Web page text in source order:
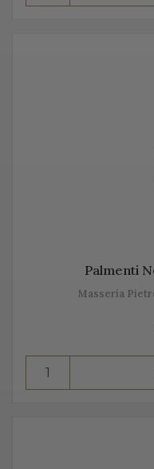
struguri, însă Glera
Unii producători, mai
soiuri de struguri,
Trevigiana, Perera,
Bianco, Pinot Grigio
Numele de Prosecco
50% din producția de
acolo unde sunt peste
au asociat într-un
spumant italian,
Consumă Prosecco,
Prosecco este un vin
un vin care nu
Palmenti
Masseria